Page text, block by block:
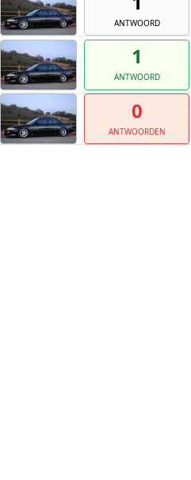
ANTWOORD
1
ANTWOORD
0
ANTWOORDEN